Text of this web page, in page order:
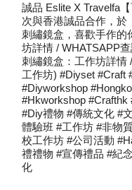
誠品 Eslite X Travelfa
次與香港誠品合作，於
刺繡鏡盒，喜歡手作的
坊詳情 / WHATSAPP
刺繡鏡盒：工作坊詳情
工作坊) #diyset #craft
#diyworkshop
#hkworkshop #crafthk
#diy禮物 #傳統文化 #
體驗班 #工作坊 #非物
校工作坊 #公司活動
禮禮物 #宣傳禮品 #紀
化